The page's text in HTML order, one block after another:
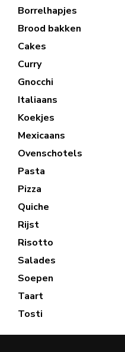
Borrelhapjes
Brood bakken
Cakes
Curry
Gnocchi
Italiaans
Koekjes
Mexicaans
Ovenschotels
Pasta
Pizza
Quiche
Rijst
Risotto
Salades
Soepen
Taart
Tosti